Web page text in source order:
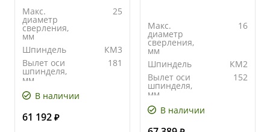
Макс.
диаметр
сверления,
мм
25
Шпиндель
КМ3
Вылет оси
шпинделя,
мм
181
Количество
скоростей
В наличии
61 192 ₽
Макс.
диаметр
сверления,
мм
16
Шпиндель
КМ2
Вылет оси
шпинделя,
мм
152
Количество
скоростей
В наличии